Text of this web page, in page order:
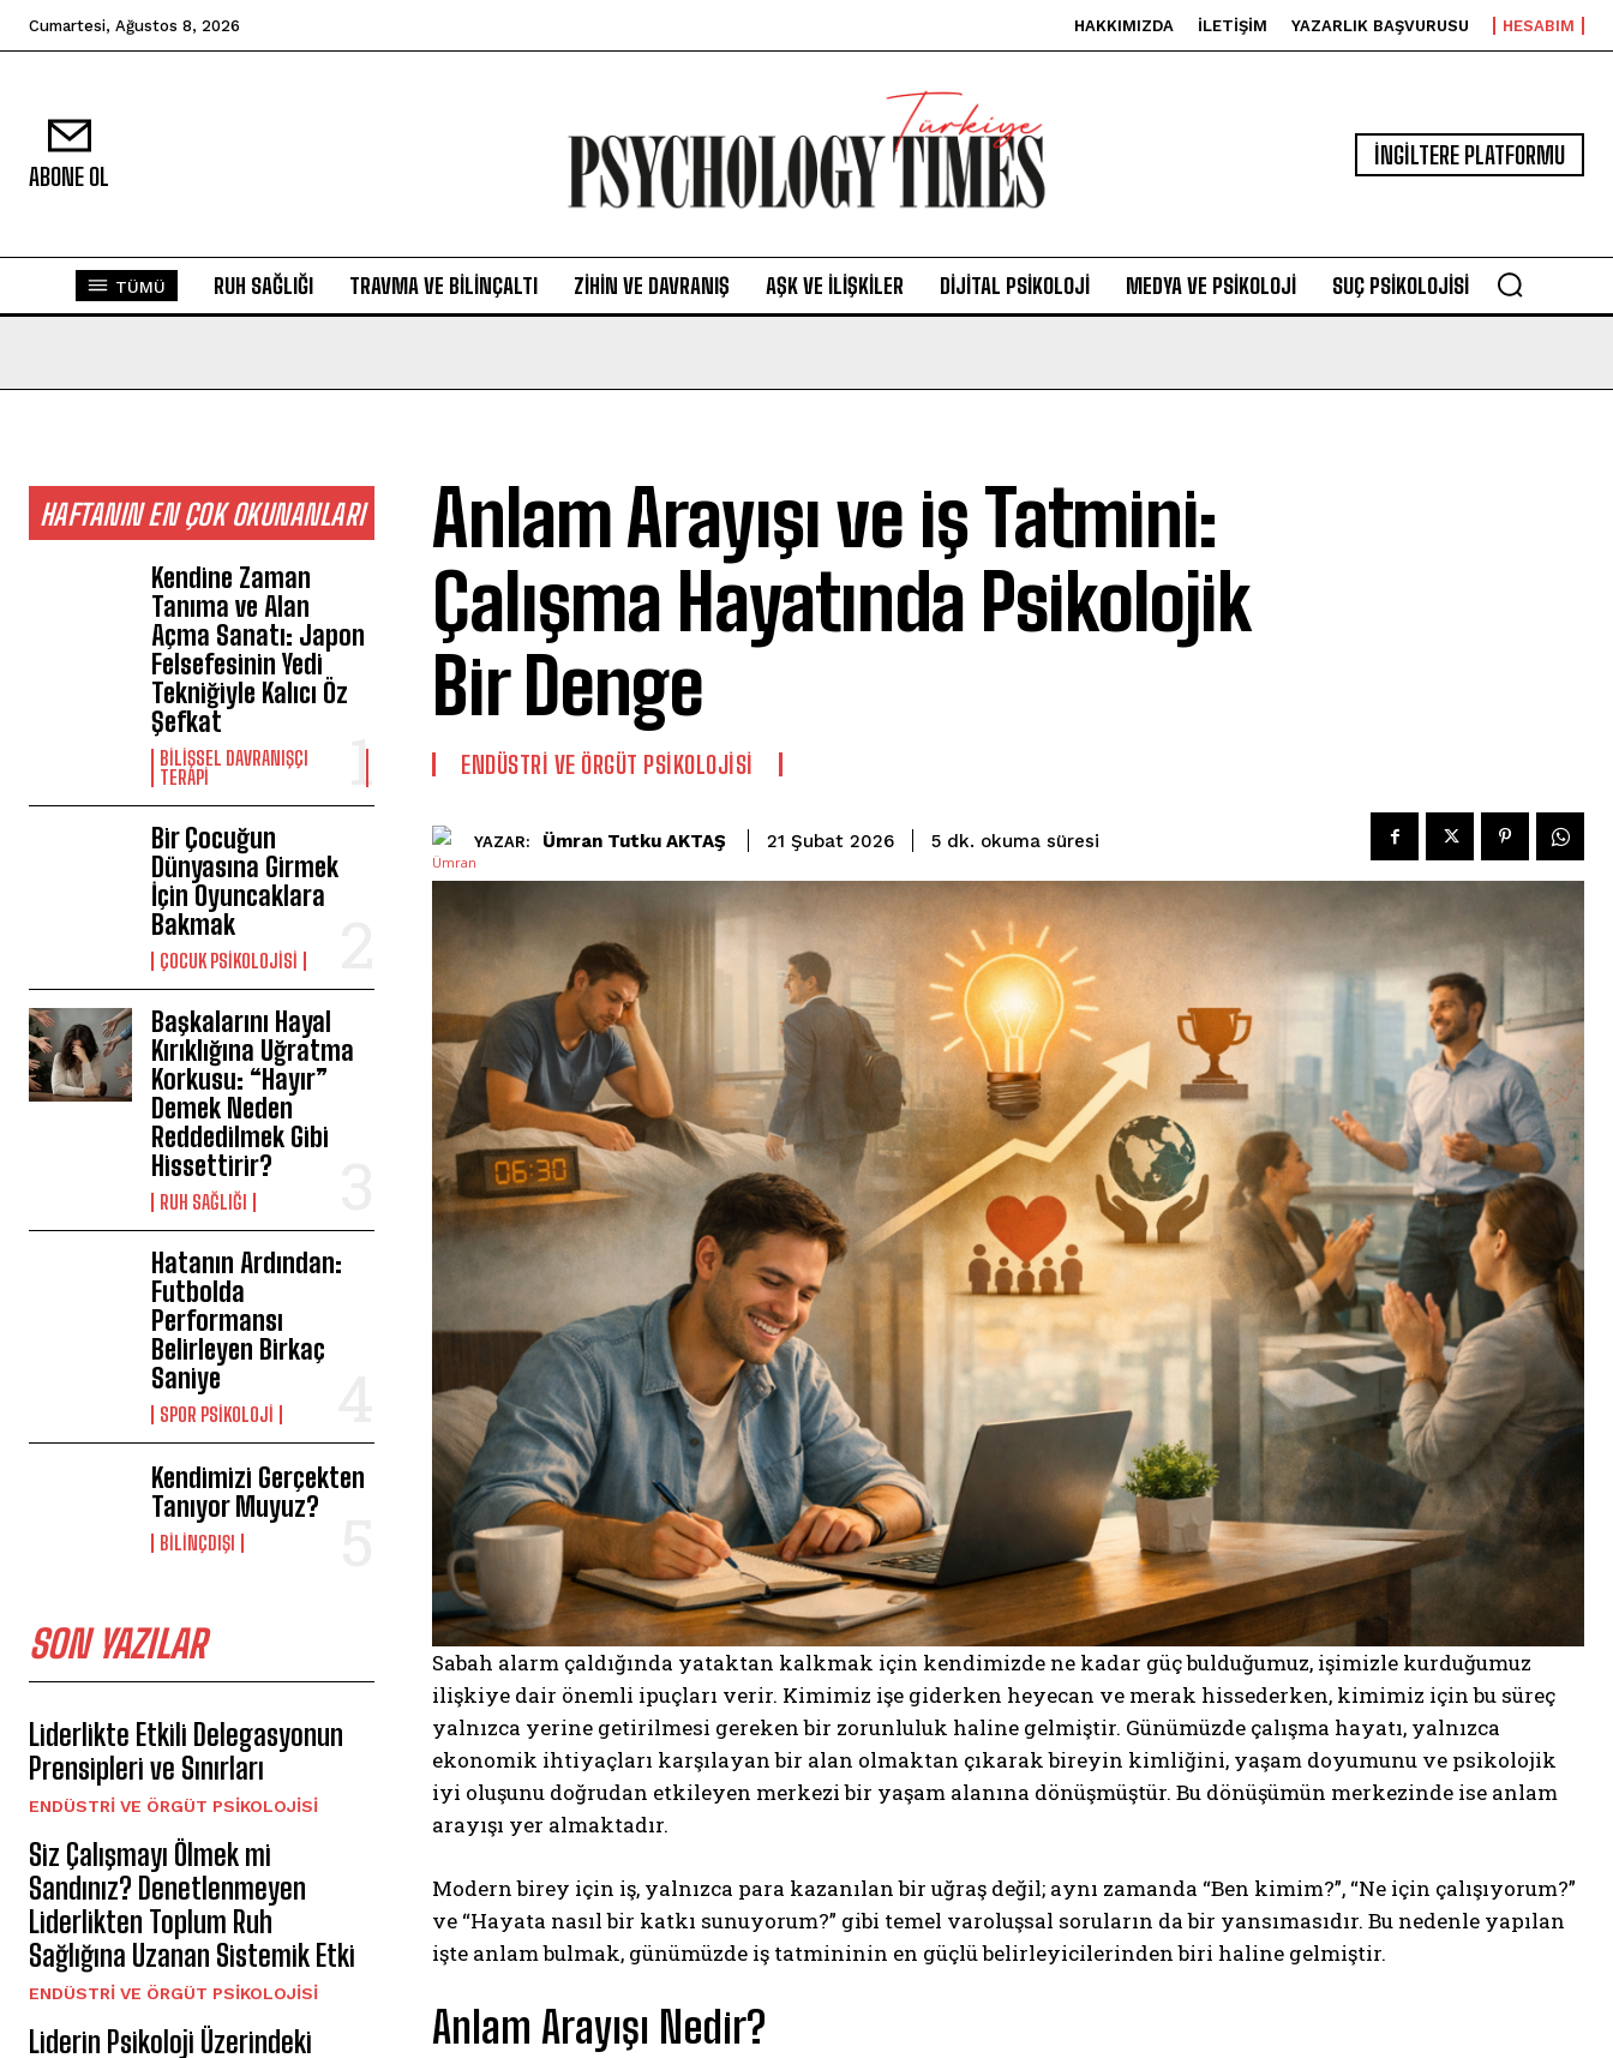
Cumartesi, Ağustos 8, 2026 HAKKIMIZDA İLETIŞIM YAZARLIK BAŞVURUSU HESABIM
ABONE OL
İNGİLTERE PLATFORMU
TÜMÜ RUH SAĞLIĞI TRAVMA VE BILINÇALTI ZIHIN VE DAVRANIŞ AŞK VE İLIŞKILER DIJITAL PSIKOLOJI MEDYA VE PSIKOLOJI SUÇ PSIKOLOJISI
HAFTANIN EN ÇOK OKUNANLARI
Kendine Zaman
Tanıma ve Alan
Açma Sanatı: Japon
Felsefesinin Yedi
Tekniğiyle Kalıcı Öz
Şefkat
BILIŞSEL DAVRANIŞÇI
TERAPI
Bir Çocuğun
Dünyasına Girmek
İçin Oyuncaklara
Bakmak
ÇOCUK PSIKOLOJISI
Başkalarını Hayal
Kırıklığına Uğratma
Korkusu: “Hayır”
Demek Neden
Reddedilmek Gibi
Hissettirir?
⁠RUH SAĞLIĞI
Hatanın Ardından:
Futbolda
Performansı
Belirleyen Birkaç
Saniye
SPOR PSIKOLOJI
Kendimizi Gerçekten
Tanıyor Muyuz?
BILINÇDIŞI
SON YAZILAR
Liderlikte Etkili Delegasyonun
Prensipleri ve Sınırları
ENDÜSTRI VE ÖRGÜT PSIKOLOJISI
Siz Çalışmayı Ölmek mi
Sandınız? Denetlenmeyen
Liderlikten Toplum Ruh
Sağlığına Uzanan Sistemik Etki
ENDÜSTRI VE ÖRGÜT PSIKOLOJISI
Liderin Psikoloji Üzerindeki
Anlam Arayışı ve iş Tatmini:
Çalışma Hayatında Psikolojik
Bir Denge
ENDÜSTRI VE ÖRGÜT PSIKOLOJISI
YAZAR: Ümran Tutku AKTAŞ 21 Şubat 2026 5 dk. okuma süresi
Sabah alarm çaldığında yataktan kalkmak için kendimizde ne kadar güç bulduğumuz, işimizle kurduğumuz
ilişkiye dair önemli ipuçları verir. Kimimiz işe giderken heyecan ve merak hissederken, kimimiz için bu süreç
yalnızca yerine getirilmesi gereken bir zorunluluk haline gelmiştir. Günümüzde çalışma hayatı, yalnızca
ekonomik ihtiyaçları karşılayan bir alan olmaktan çıkarak bireyin kimliğini, yaşam doyumunu ve psikolojik
iyi oluşunu doğrudan etkileyen merkezi bir yaşam alanına dönüşmüştür. Bu dönüşümün merkezinde ise anlam
arayışı yer almaktadır.
Modern birey için iş, yalnızca para kazanılan bir uğraş değil; aynı zamanda “Ben kimim?”, “Ne için çalışıyorum?”
ve “Hayata nasıl bir katkı sunuyorum?” gibi temel varoluşsal soruların da bir yansımasıdır. Bu nedenle yapılan
işte anlam bulmak, günümüzde iş tatmininin en güçlü belirleyicilerinden biri haline gelmiştir.
Anlam Arayışı Nedir?